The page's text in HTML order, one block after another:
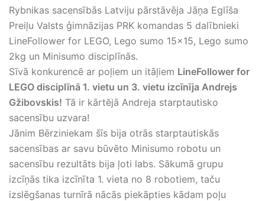
Rybnikas sacensībās Latviju pārstāvēja Jāņa Eglīša
Preiļu Valsts ģimnāzijas PRK komandas 5 dalībnieki
LineFollower for LEGO, Lego sumo 15×15, Lego sumo
2kg un Minisumo disciplīnās.
Sīvā konkurencē ar poļiem un itāļiem LineFollower for
LEGO disciplīnā 1. vietu un 3. vietu izcīnīja Andrejs
Gžibovskis! Tā ir kārtējā Andreja starptautisko
sacensību uzvara!
Jānim Bērziniekam šīs bija otrās starptautiskās
sacensības ar savu būvēto Minisumo robotu un
sacensību rezultāts bija ļoti labs. Sākumā grupu
izcīņās tika izcīnīta 1. vieta no 8 robotiem, taču
izslēgšanas turnīrā nācās piekāpties kādam poļu